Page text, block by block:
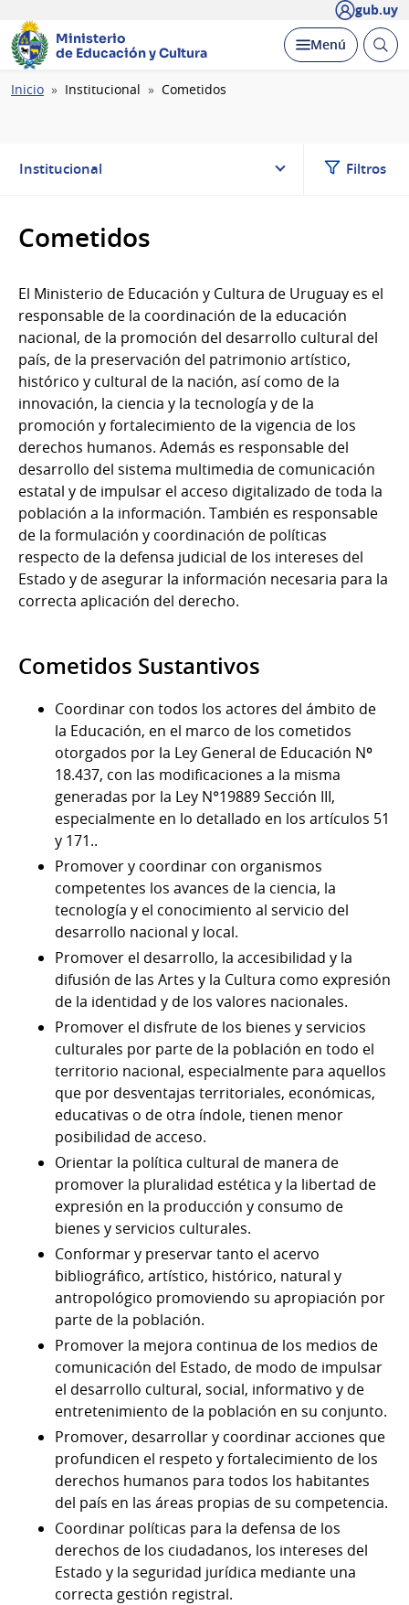
gub.uy
Ministerio
de Educación y Cultura
Desplegar
Menú Abrir
Ruta
Inicio Institucional Cometidos
Institucional Filtros
Cometidos
El Ministerio de Educación y Cultura de Uruguay es el
responsable de la coordinación de la educación
nacional, de la promoción del desarrollo cultural del
país, de la preservación del patrimonio artístico,
histórico y cultural de la nación, así como de la
innovación, la ciencia y la tecnología y de la
promoción y fortalecimiento de la vigencia de los
derechos humanos. Además es responsable del
desarrollo del sistema multimedia de comunicación
estatal y de impulsar el acceso digitalizado de toda la
población a la información. También es responsable
de la formulación y coordinación de políticas
respecto de la defensa judicial de los intereses del
Estado y de asegurar la información necesaria para la
correcta aplicación del derecho.
Cometidos Sustantivos
Coordinar con todos los actores del ámbito de
la Educación, en el marco de los cometidos
otorgados por la Ley General de Educación Nº
18.437, con las modificaciones a la misma
generadas por la Ley N°19889 Sección III,
especialmente en lo detallado en los artículos 51
y 171..
Promover y coordinar con organismos
competentes los avances de la ciencia, la
tecnología y el conocimiento al servicio del
desarrollo nacional y local.
Promover el desarrollo, la accesibilidad y la
difusión de las Artes y la Cultura como expresión
de la identidad y de los valores nacionales.
Promover el disfrute de los bienes y servicios
culturales por parte de la población en todo el
territorio nacional, especialmente para aquellos
que por desventajas territoriales, económicas,
educativas o de otra índole, tienen menor
posibilidad de acceso.
Orientar la política cultural de manera de
promover la pluralidad estética y la libertad de
expresión en la producción y consumo de
bienes y servicios culturales.
Conformar y preservar tanto el acervo
bibliográfico, artístico, histórico, natural y
antropológico promoviendo su apropiación por
parte de la población.
Promover la mejora continua de los medios de
comunicación del Estado, de modo de impulsar
el desarrollo cultural, social, informativo y de
entretenimiento de la población en su conjunto.
Promover, desarrollar y coordinar acciones que
profundicen el respeto y fortalecimiento de los
derechos humanos para todos los habitantes
del país en las áreas propias de su competencia.
Coordinar políticas para la defensa de los
derechos de los ciudadanos, los intereses del
Estado y la seguridad jurídica mediante una
correcta gestión registral.